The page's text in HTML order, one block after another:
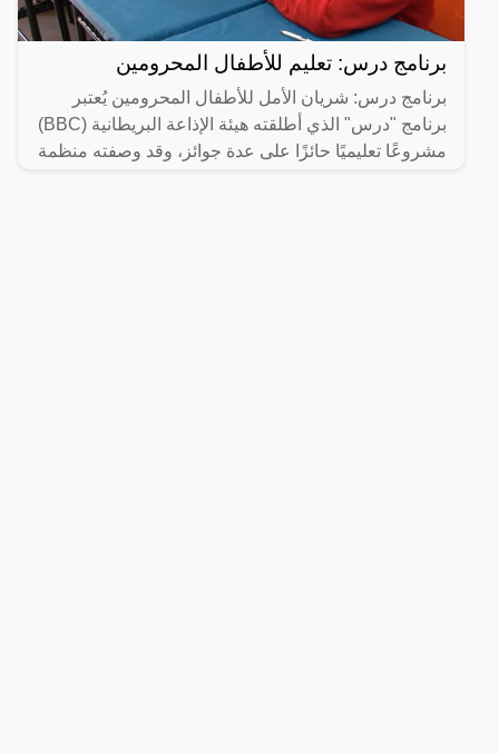
برنامج درس: تعليم للأطفال المحرومين
برنامج درس: شريان الأمل للأطفال المحرومين يُعتبر
برنامج "درس" الذي أطلقته هيئة الإذاعة البريطانية (BBC)
مشروعًا تعليميًا حائزًا على عدة جوائز، وقد وصفته منظمة